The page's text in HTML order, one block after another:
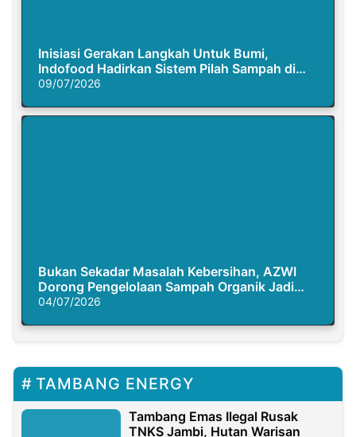
Inisiasi Gerakan Langkah Untuk Bumi,
Indofood Hadirkan Sistem Pilah Sampah di
Semasa Piknik
09/07/2026
Bukan Sekadar Masalah Kebersihan, AZWI
Dorong Pengelolaan Sampah Organik Jadi
Solusi Krisis Iklim
04/07/2026
TAMBANG ENERGY
Tambang Emas Ilegal Rusak
TNKS Jambi, Hutan Warisan